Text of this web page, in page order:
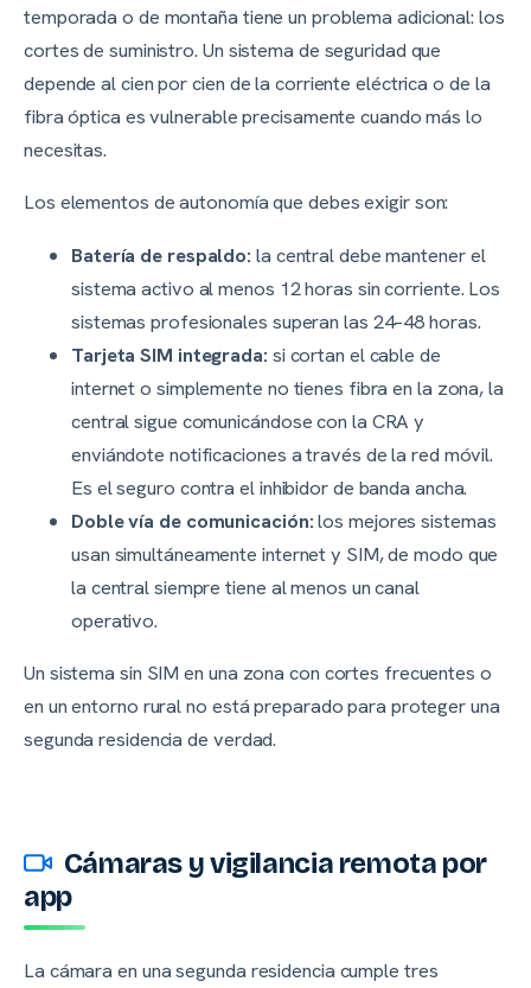
temporada o de montaña tiene un problema adicional: los
cortes de suministro. Un sistema de seguridad que
depende al cien por cien de la corriente eléctrica o de la
fibra óptica es vulnerable precisamente cuando más lo
necesitas.
Los elementos de autonomía que debes exigir son:
Batería de respaldo: la central debe mantener el
sistema activo al menos 12 horas sin corriente. Los
sistemas profesionales superan las 24–48 horas.
Tarjeta SIM integrada: si cortan el cable de
internet o simplemente no tienes fibra en la zona, la
central sigue comunicándose con la CRA y
enviándote notificaciones a través de la red móvil.
Es el seguro contra el inhibidor de banda ancha.
Doble vía de comunicación:los mejores sistemas
usan simultáneamente internet y SIM, de modo que
la central siempre tiene al menos un canal
operativo.
Un sistema sin SIM en una zona con cortes frecuentes o
en un entorno rural no está preparado para proteger una
segunda residencia de verdad.
Cámaras y vigilancia remota por
app
La cámara en una segunda residencia cumple tres